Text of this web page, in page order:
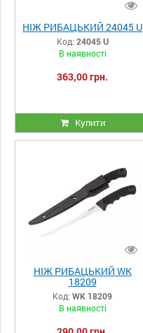
НІЖ РИБАЦЬКИЙ 24045 U
Код: 24045 U
В наявності
363,00 грн.
Купити
НІЖ РИБАЦЬКИЙ WK
18209
Код: WK 18209
В наявності